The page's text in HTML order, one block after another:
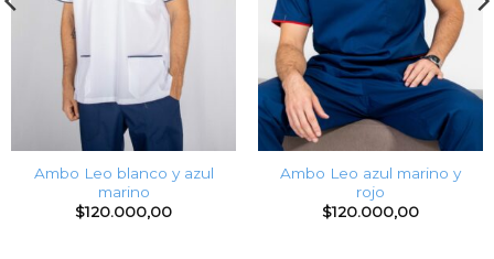
Ambo Leo blanco y azul
marino
$120.000,00
Ambo Leo azul marino y
rojo
$120.000,00